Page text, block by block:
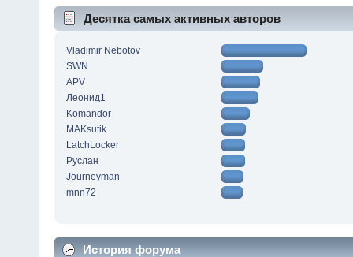
Десятка самых активных авторов
Vladimir Nebotov
SWN
APV
Леонид1
Komandor
MAKsutik
LatchLocker
Руслан
Journeyman
mnn72
История форума